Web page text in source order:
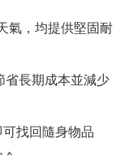
氣，均提供堅固耐
省長期成本並減少
找回隨身物品